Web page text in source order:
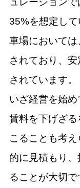
35%を想定し
車場において
されており、
されています。
いざ経営を始
賃料を下げざ
こることも考
的に見積もり
ることが大切で